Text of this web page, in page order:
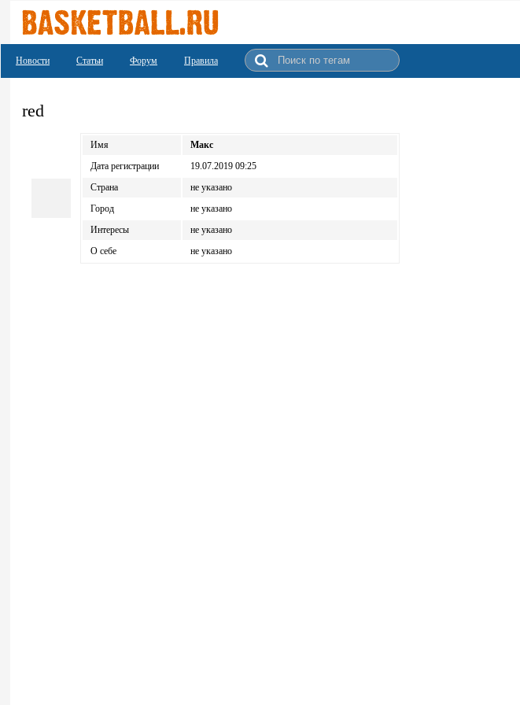
Новости Статьи Форум Правила
red
Имя
Макс
Дата регистрации
19.07.2019 09:25
Страна
не указано
Город
не указано
Интересы
не указано
О себе
не указано